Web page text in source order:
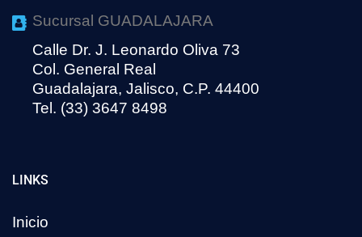
Sucursal GUADALAJARA
Calle Dr. J. Leonardo Oliva 73
Col. General Real
Guadalajara, Jalisco, C.P. 44400
Tel. (33) 3647 8498
LINKS
Inicio